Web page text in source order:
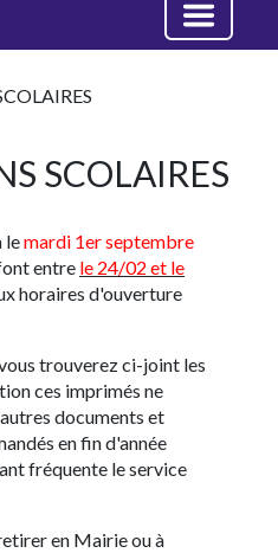
SCOLAIRES
lemardi 1er septembre
entre le 24/02 et le
horaires d'ouverture
trouverez ci-joint les
ces imprimés ne
documents et
en fin d'année
fréquente le service
en Mairie ou à